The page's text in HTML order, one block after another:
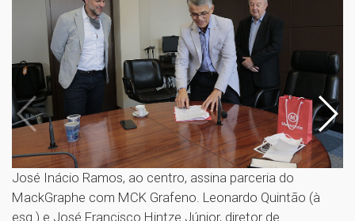
José Inácio Ramos, ao centro, assina parceria do
MackGraphe com MCK Grafeno. Leonardo Quintão (à
esq.) e José Francisco Hintze Júnior, diretor de